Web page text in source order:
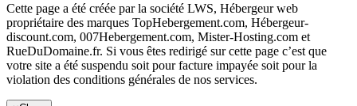
Cette page a été créée par la société LWS, Hébergeur web
propriétaire des marques TopHebergement.com, Hébergeur-
discount.com, 007Hebergement.com, Mister-Hosting.com et
RueDuDomaine.fr. Si vous êtes redirigé sur cette page c’est que
votre site a été suspendu soit pour facture impayée soit pour la
violation des conditions générales de nos services.